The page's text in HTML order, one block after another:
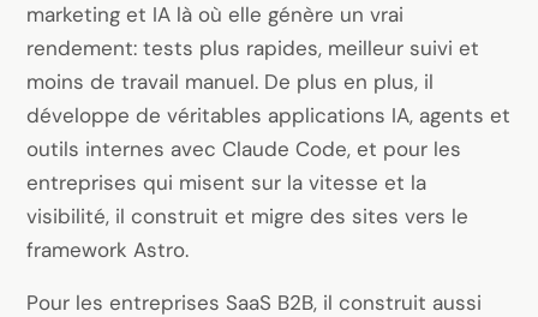
marketing et IA là où elle génère un vrai
rendement: tests plus rapides, meilleur suivi et
moins de travail manuel. De plus en plus, il
développe de véritables applications IA, agents et
outils internes avec Claude Code, et pour les
entreprises qui misent sur la vitesse et la
visibilité, il construit et migre des sites vers le
framework Astro.
Pour les entreprises SaaS B2B, il construit aussi